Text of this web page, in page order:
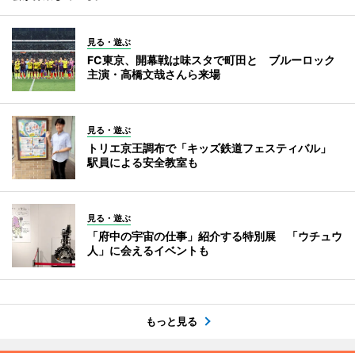
見る・遊ぶ
FC東京、開幕戦は味スタで町田と ブルーロック
主演・高橋文哉さんら来場
見る・遊ぶ
トリエ京王調布で「キッズ鉄道フェスティバル」
駅員による安全教室も
見る・遊ぶ
「府中の宇宙の仕事」紹介する特別展 「ウチュウ
人」に会えるイベントも
もっと見る